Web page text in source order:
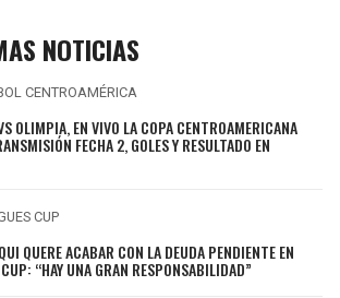
NOTICIAS
CENTROAMÉRICA
OLIMPIA, EN VIVO LA COPA CENTROAMERICANA
FECHA 2, GOLES Y RESULTADO EN
CUP
QUERE ACABAR CON LA DEUDA PENDIENTE EN
“HAY UNA GRAN RESPONSABILIDAD”